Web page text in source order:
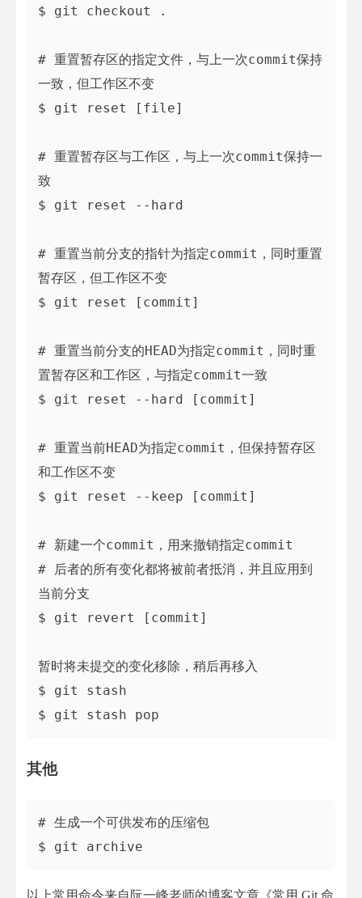
$ git checkout .
# 重置暂存区的指定文件，与上一次commit保持
一致，但工作区不变
$ git reset [file]
# 重置暂存区与工作区，与上一次commit保持一
致
$ git reset --hard
# 重置当前分支的指针为指定commit，同时重置
暂存区，但工作区不变
$ git reset [commit]
# 重置当前分支的HEAD为指定commit，同时重
置暂存区和工作区，与指定commit一致
$ git reset --hard [commit]
# 重置当前HEAD为指定commit，但保持暂存区
和工作区不变
$ git reset --keep [commit]
# 新建一个commit，用来撤销指定commit
# 后者的所有变化都将被前者抵消，并且应用到
当前分支
$ git revert [commit]
暂时将未提交的变化移除，稍后再移入
$ git stash
其他
# 生成一个可供发布的压缩包
以上常用命令来自阮一峰老师的博客文章《常用 Git 命